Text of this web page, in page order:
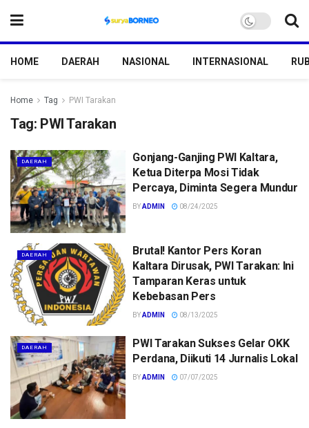
HOME DAERAH NASIONAL INTERNASIONAL
Home Tag PWI Tarakan
Tag: PWI Tarakan
DAERAH
Gonjang-Ganjing PWI Kaltara,
Ketua Diterpa Mosi Tidak
Percaya, Diminta Segera Mundur
BYADMIN 08/24/2025
DAERAH
Brutal! Kantor Pers Koran
Kaltara Dirusak, PWI Tarakan: Ini
Tamparan Keras untuk
Kebebasan Pers
BYADMIN 08/13/2025
DAERAH
PWI Tarakan Sukses Gelar OKK
Perdana, Diikuti 14 Jurnalis Lokal
BYADMIN 07/07/2025